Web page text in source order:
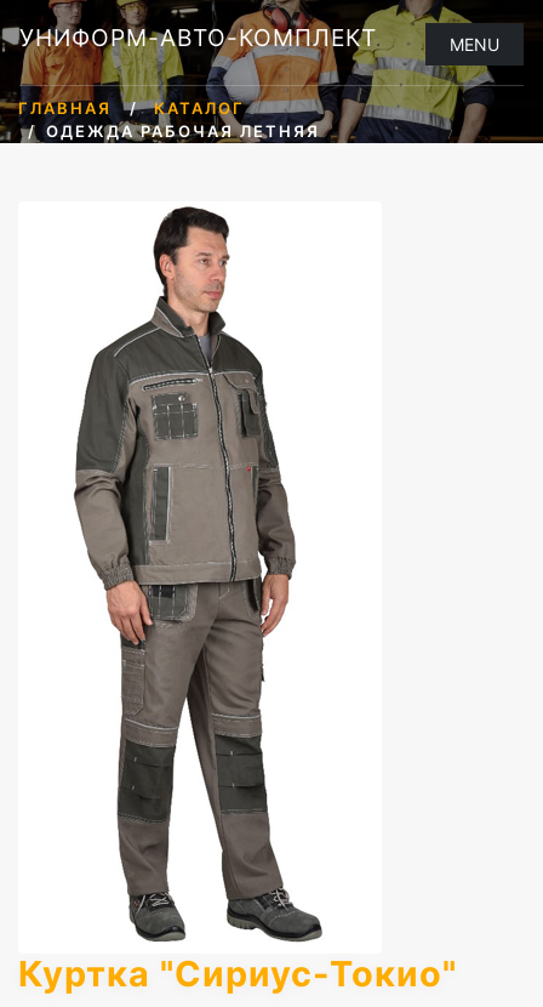
УНИФОРМ-АВТО-КОМПЛЕКТ MENU
ГЛАВНАЯ
КАТАЛОГ
ОДЕЖДА РАБОЧАЯ ЛЕТНЯЯ
Куртка "Сириус-Токио"